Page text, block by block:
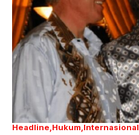
Headline Hukum Internasional